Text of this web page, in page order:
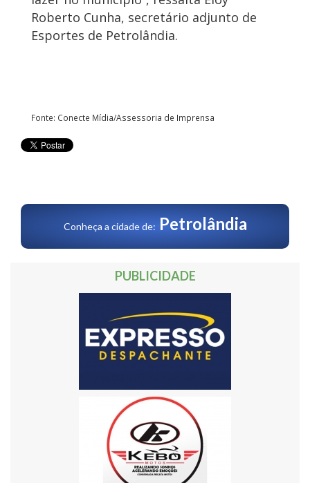
Roberto Cunha, secretário adjunto de
Esportes de Petrolândia.
Fonte: Conecte Mídia/Assessoria de Imprensa
Conheça a cidade de: Petrolândia
PUBLICIDADE